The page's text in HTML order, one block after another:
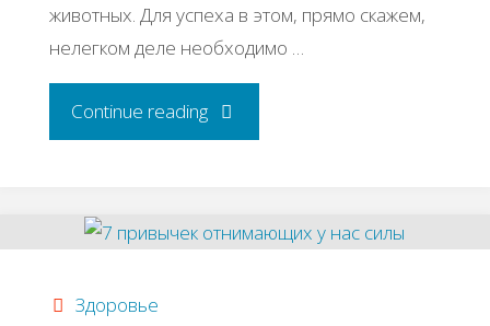
животных. Для успеха в этом, прямо скажем,
нелегком деле необходимо …
Continue reading"Бизнес
Здоровье